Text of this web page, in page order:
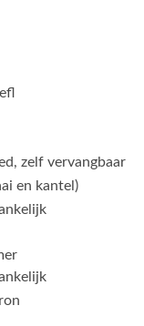
zelf vervangbaar
en kantel)